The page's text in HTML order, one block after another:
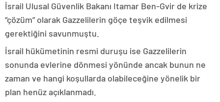
İsrail Ulusal Güvenlik Bakanı Itamar Ben-Gvir de krize
“çözüm” olarak Gazzelilerin göçe teşvik edilmesi
gerektiğini savunmuştu.
İsrail hükümetinin resmi duruşu ise Gazzelilerin
sonunda evlerine dönmesi yönünde ancak bunun ne
zaman ve hangi koşullarda olabileceğine yönelik bir
plan henüz açıklanmadı.